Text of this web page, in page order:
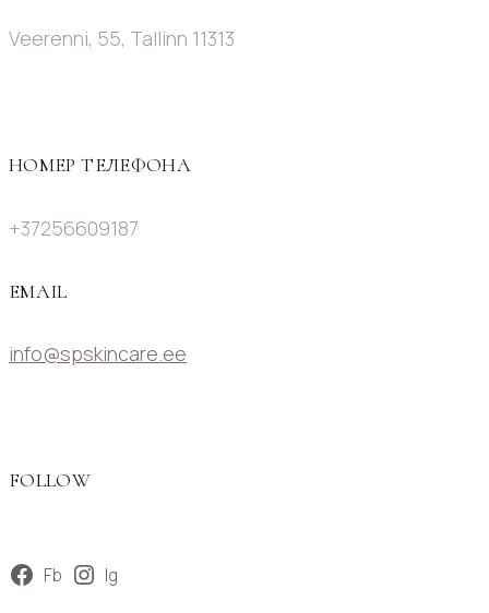
Veerenni, 55, Tallinn 11313
НОМЕР ТЕЛЕФОНА
+37256609187
EMAIL
info@spskincare.ee
FOLLOW
Fb Ig